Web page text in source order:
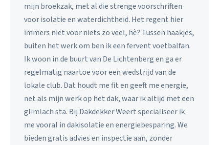
mijn broekzak, met al die strenge voorschriften
voor isolatie en waterdichtheid. Het regent hier
immers niet voor niets zo veel, hè? Tussen haakjes,
buiten het werk om ben ik een fervent voetbalfan.
Ik woon in de buurt van De Lichtenberg en ga er
regelmatig naartoe voor een wedstrijd van de
lokale club. Dat houdt me fit en geeft me energie,
net als mijn werk op het dak, waar ik altijd met een
glimlach sta. Bij Dakdekker Weert specialiseer ik
me vooral in dakisolatie en energiebesparing. We
bieden gratis advies en inspectie aan, zonder